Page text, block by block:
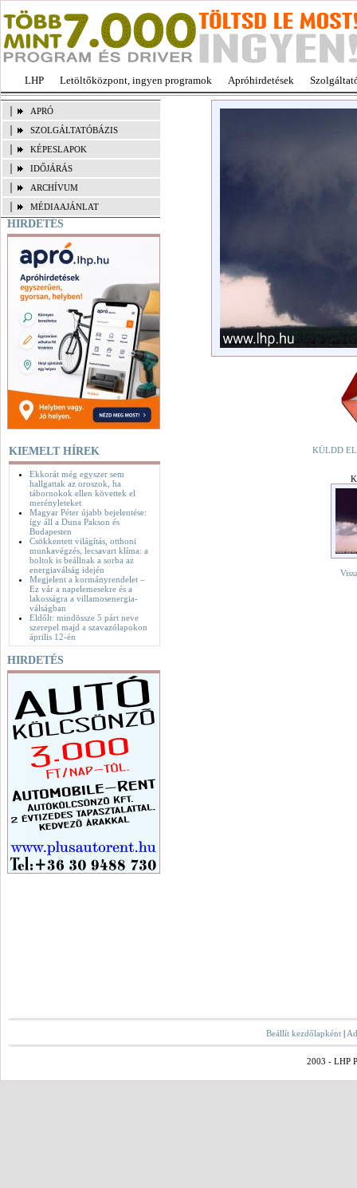
LHP Letöltőközpont, ingyen programok Apróhirdetések
APRÓ
SZOLGÁLTATÓBÁZIS
KÉPESLAPOK
IDŐJÁRÁS
ARCHÍVUM
MÉDIAAJÁNLAT
HIRDETÉS
KIEMELT HÍREK
Ekkorát még egyszer sem
hallgattak az oroszok, ha
tábornokok ellen követtek el
merényleteket
Magyar Péter újabb bejelentése:
így áll a Duna Pakson és
Budapesten
Csökkentett világítás, otthoni
munkavégzés, lecsavart klíma: a
boltok is beállnak a sorba az
energiaválság idején
Megjelent a kormányrendelet –
Ez vár a napelemesekre és a
lakosságra a villamosenergia-
válságban
Eldőlt: mindössze 5 párt neve
szerepel majd a szavazólapokon
április 12-én
HIRDETÉS
KÜLDD
Beállít kezdőlapként |
2003 - LHP